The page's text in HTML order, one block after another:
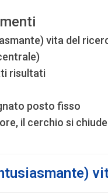
vita del
risultati
posto fisso
il cerchio si chiude